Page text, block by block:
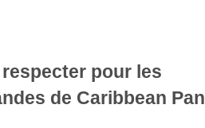
pour les
de Caribbean Pan